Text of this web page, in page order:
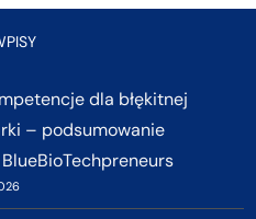
dla błękitnej
– podsumowanie